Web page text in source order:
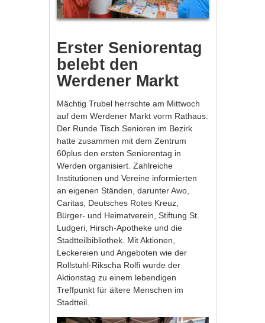
Erster Seniorentag
belebt den
Werdener Markt
Mächtig Trubel herrschte am Mittwoch
auf dem Werdener Markt vorm Rathaus:
Der Runde Tisch Senioren im Bezirk
hatte zusammen mit dem Zentrum
60plus den ersten Seniorentag in
Werden organisiert. Zahlreiche
Institutionen und Vereine informierten
an eigenen Ständen, darunter Awo,
Caritas, Deutsches Rotes Kreuz,
Bürger- und Heimatverein, Stiftung St.
Ludgeri, Hirsch-Apotheke und die
Stadtteilbibliothek. Mit Aktionen,
Leckereien und Angeboten wie der
Rollstuhl-Rikscha Rolfi wurde der
Aktionstag zu einem lebendigen
Treffpunkt für ältere Menschen im
Stadtteil.